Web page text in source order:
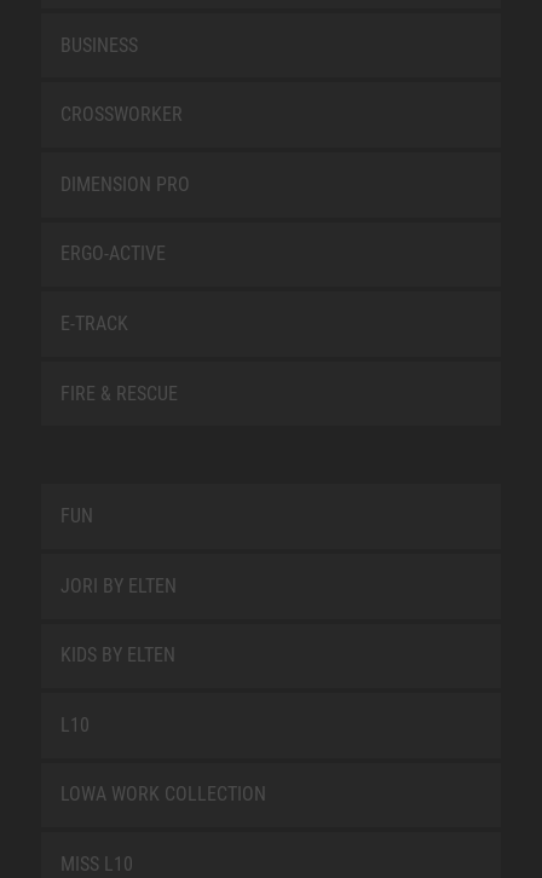
BUSINESS
CROSSWORKER
DIMENSION PRO
ERGO-ACTIVE
E-TRACK
FIRE & RESCUE
FUN
JORI BY ELTEN
KIDS BY ELTEN
L10
LOWA WORK COLLECTION
MISS L10